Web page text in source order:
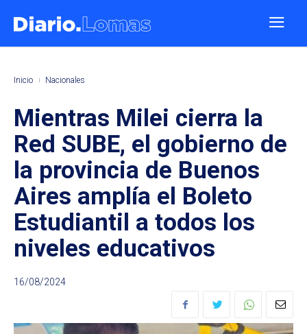
Inicio Nacionales
Mientras Milei cierra la
Red SUBE, el gobierno de
la provincia de Buenos
Aires amplía el Boleto
Estudiantil a todos los
niveles educativos
16/08/2024